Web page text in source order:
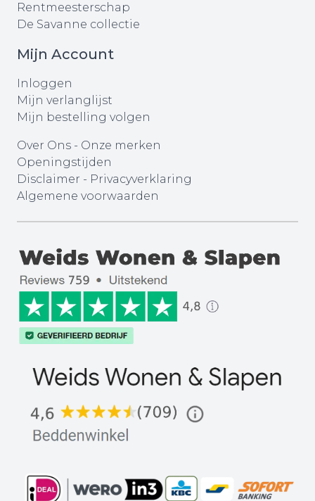
Rentmeesterschap
De Savanne collectie
Mijn Account
Inloggen
Mijn verlanglijst
Mijn bestelling volgen
Over Ons - Onze merken
Openingstijden
Disclaimer - Privacyverklaring
Algemene voorwaarden